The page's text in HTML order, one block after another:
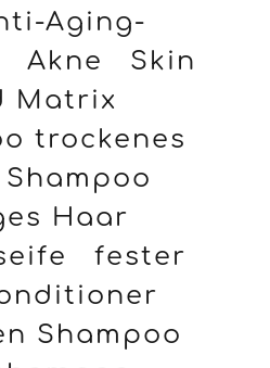
Aging-
Akne
Skin
Matrix
trockenes
Shampoo
Haar
fester
Shampoo